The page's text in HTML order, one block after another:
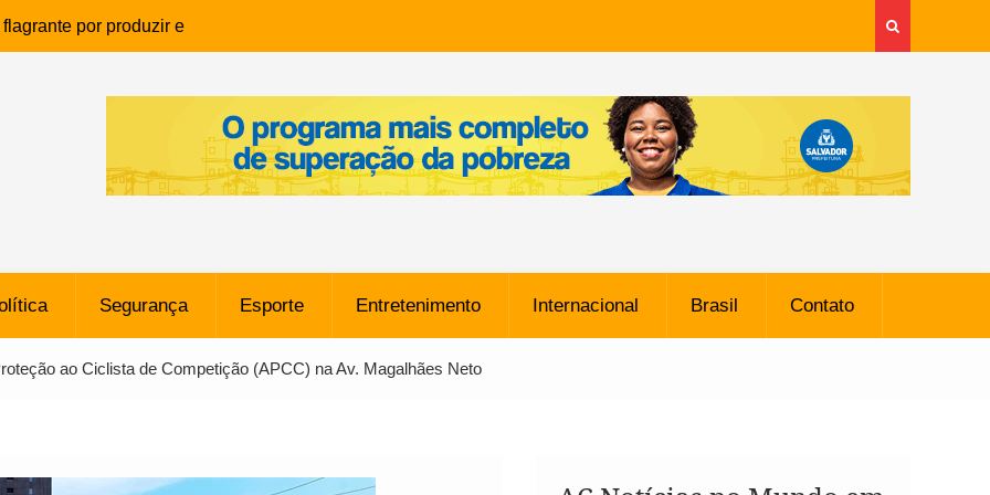
por produzir e
infantil em Eunápolis
morreu após ataque
sem restrições e pode
o Vasco
SpaceX Colide com a Lua
Metros, Afirma a Nasa
Segurança Esporte Entretenimento Internacional Brasil Contato
ao Ciclista de Competição (APCC) na Av. Magalhães Neto